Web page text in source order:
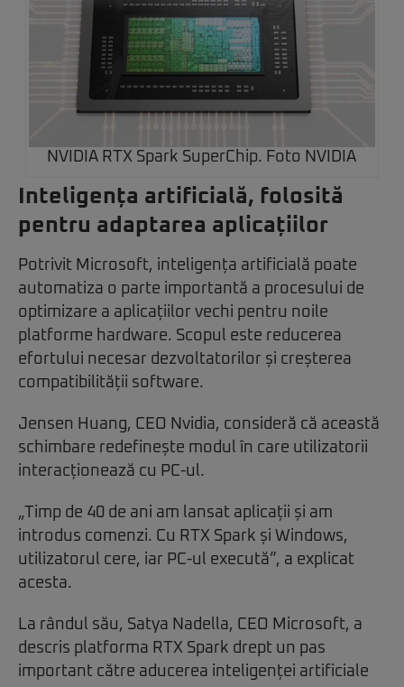
NVIDIA RTX Spark SuperChip. Foto NVIDIA
Inteligența artificială, folosită
pentru adaptarea aplicațiilor
Potrivit Microsoft, inteligența artificială poate
automatiza o parte importantă a procesului de
optimizare a aplicațiilor vechi pentru noile
platforme hardware. Scopul este reducerea
efortului necesar dezvoltatorilor și creșterea
compatibilității software.
Jensen Huang, CEO Nvidia, consideră că această
schimbare redefinește modul în care utilizatorii
interacționează cu PC-ul.
„Timp de 40 de ani am lansat aplicații și am
introdus comenzi. Cu RTX Spark și Windows,
utilizatorul cere, iar PC-ul execută”, a explicat
acesta.
La rândul său, Satya Nadella, CEO Microsoft, a
descris platforma RTX Spark drept un pas
important către aducerea inteligenței artificiale